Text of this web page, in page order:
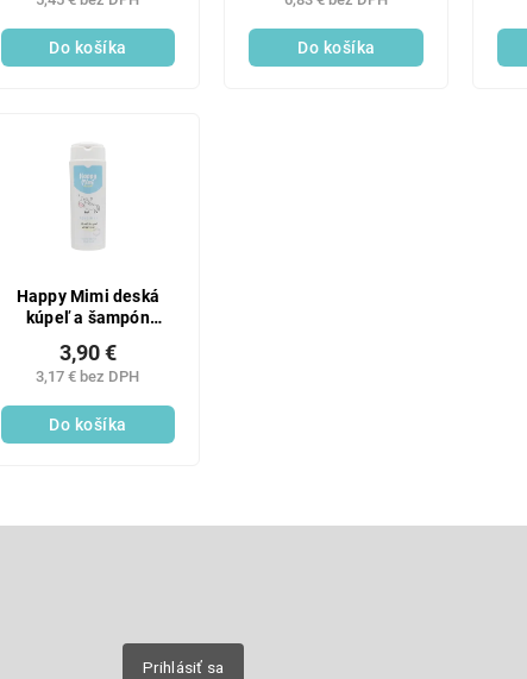
Do košíka
mäta, 250 ml
Do košíka
Happy Mimi deská
kúpeľ a šampón
3,17 € bez DPH
3,90 €
Do košíka
Prihlásiť sa